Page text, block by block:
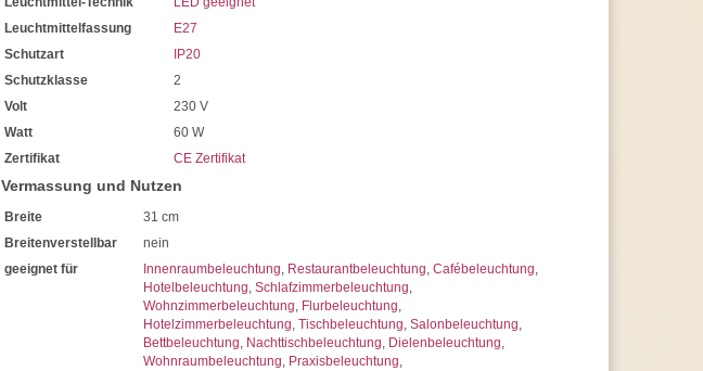
Integriert ist die Leuchtmittelfassung E27
Diese eignet sich für eine Leistung von maximal 60 Watt
Bestellen Sie dieses gerne direkt bei uns mit
Unsere Empfehlung ist die innovative LED Technologie
Täglich können Sie dadurch hohe Energiekosten einsparen
Diese sind von enorm langer Lebensdauer und hoher Qualität
Mit LED-Technik erreichen Sie die Energieeffizienzklasse A
Sie haben bei uns 5 Jahre Garantie, statt der üblichen 2 Jahre
Bei Fragen, kontaktieren Sie uns jederzeit
Erkundigen Sie sich bei höherer Artikelanzahl nach Mengenrabatten
Wir freuen uns auf Ihre Anfragen
Leuchtmittelfassung
E27
Schutzart
IP20
Schutzklasse
2
Volt
230 V
Watt
60 W
Zertifikat
CE Zertifikat
Vermassung und Nutzen
Breite
31 cm
Breitenverstellbar
nein
geeignet für
Innenraumbeleuchtung, Restaurantbeleuchtung, Cafébeleuchtung,
Hotelbeleuchtung, Schlafzimmerbeleuchtung,
Wohnzimmerbeleuchtung, Flurbeleuchtung,
Hotelzimmerbeleuchtung, Tischbeleuchtung, Salonbeleuchtung,
Bettbeleuchtung, Nachttischbeleuchtung, Dielenbeleuchtung,
Wohnraumbeleuchtung, Praxisbeleuchtung,